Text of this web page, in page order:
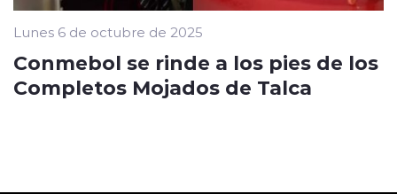
Lunes 6 de octubre de 2025
Conmebol se rinde a los pies de los
Completos Mojados de Talca